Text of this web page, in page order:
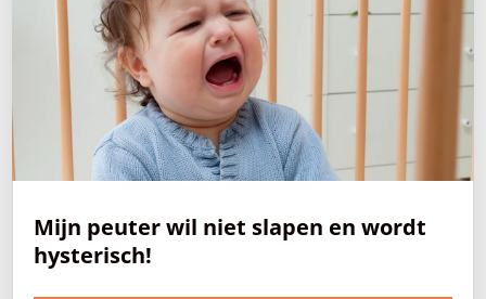
Mijn peuter wil niet slapen en wordt
hysterisch!